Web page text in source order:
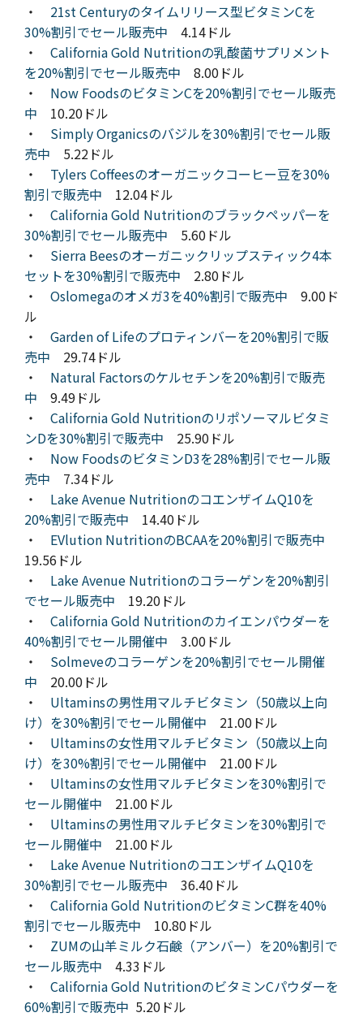
・ 21st Centuryのタイムリリース型ビタミンCを
30%割引でセール販売中 4.14ドル
・ California Gold Nutritionの乳酸菌サプリメント
を20%割引でセール販売中 8.00ドル
・ Now FoodsのビタミンCを20%割引でセール販売
中 10.20ドル
・ Simply Organicsのバジルを30%割引でセール販
売中 5.22ドル
・ Tylers Coffeesのオーガニックコーヒー豆を30%
割引で販売中 12.04ドル
・ California Gold Nutritionのブラックペッパーを
30%割引でセール販売中 5.60ドル
・ Sierra Beesのオーガニックリップスティック4本
セットを30%割引で販売中 2.80ドル
・ Oslomegaのオメガ3を40%割引で販売中 9.00ド
ル
・ Garden of Lifeのプロティンバーを20%割引で販
売中 29.74ドル
・ Natural Factorsのケルセチンを20%割引で販売
中 9.49ドル
・ California Gold Nutritionのリポソーマルビタミ
ンDを30%割引で販売中 25.90ドル
・ Now FoodsのビタミンD3を28%割引でセール販
売中 7.34ドル
・ Lake Avenue NutritionのコエンザイムQ10を
20%割引で販売中 14.40ドル
・ EVlution NutritionのBCAAを20%割引で販売中
19.56ドル
・ Lake Avenue Nutritionのコラーゲンを20%割引
でセール販売中 19.20ドル
・ California Gold Nutritionのカイエンパウダーを
40%割引でセール開催中 3.00ドル
・ Solmeveのコラーゲンを20%割引でセール開催
中 20.00ドル
・ Ultaminsの男性用マルチビタミン（50歳以上向
け）を30%割引でセール開催中 21.00ドル
・ Ultaminsの女性用マルチビタミン（50歳以上向
け）を30%割引でセール開催中 21.00ドル
・ Ultaminsの女性用マルチビタミンを30%割引で
セール開催中 21.00ドル
・ Ultaminsの男性用マルチビタミンを30%割引で
セール開催中 21.00ドル
・ Lake Avenue NutritionのコエンザイムQ10を
30%割引でセール販売中 36.40ドル
・ California Gold NutritionのビタミンC群を40%
割引でセール販売中 10.80ドル
・ ZUMの山羊ミルク石鹸（アンバー）を20%割引で
セール販売中 4.33ドル
・ California Gold NutritionのビタミンCパウダーを
60%割引で販売中 5.20ドル